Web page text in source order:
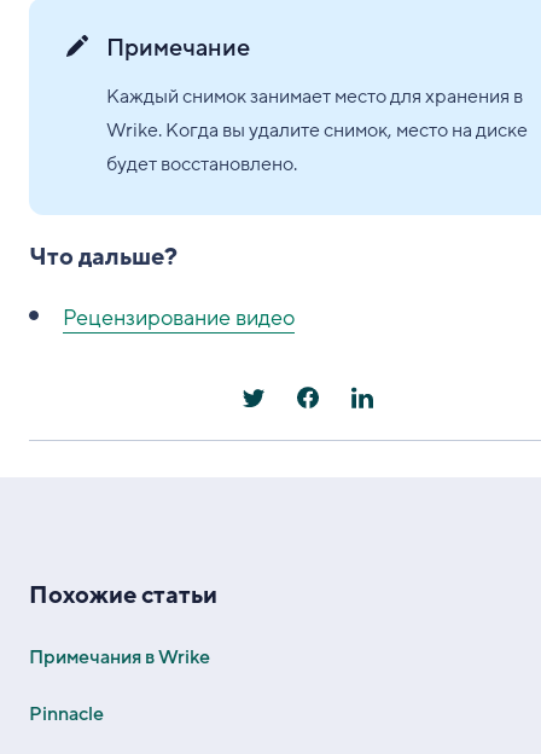
Примечание
Каждый снимок занимает место для хранения в
Wrike. Когда вы удалите снимок, место на диске
будет восстановлено.
Что дальше?
Рецензирование видео
Похожие статьи
Примечания в Wrike
Pinnacle